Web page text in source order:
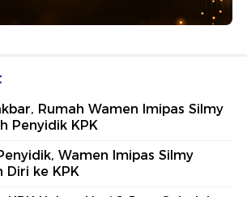
Rumah Wamen Imipas Silmy
Penyidik KPK
Wamen Imipas Silmy
Diri ke KPK